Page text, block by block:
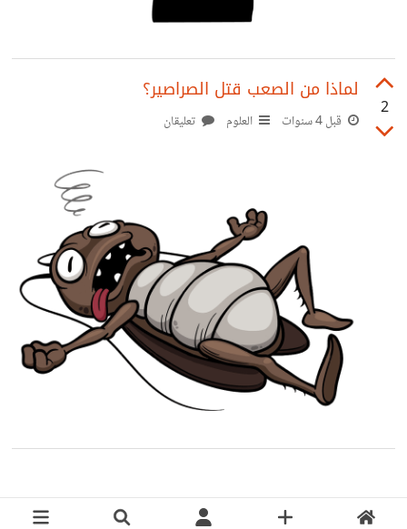
2
لماذا من الصعب قتل الصراصير؟
قبل 4 سنوات العلوم تعليقان